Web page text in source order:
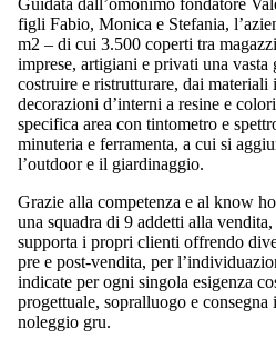
Guidata dall’omonimo fondatore
figli Fabio, Monica e Stefania,
m2 – di cui 3.500 coperti tra
imprese, artigiani e privati una
costruire e ristrutturare, dai materiali
decorazioni d’interni a resine e
specifica area con tintometro e
minuteria e ferramenta, a cui si
l’outdoor e il giardinaggio.
Grazie alla competenza e al know
una squadra di 9 addetti alla
supporta i propri clienti offrendo
pre e post-vendita, per
indicate per ogni singola esigenza
progettuale, sopralluogo e consegna
noleggio gru.